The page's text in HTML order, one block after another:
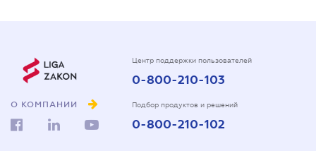
О КОМПАНИИ
Центр поддержки пользователей
0-800-210-103
Подбор продуктов и решений
0-800-210-102